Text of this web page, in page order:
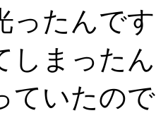
ったんで
しまった
ていたの